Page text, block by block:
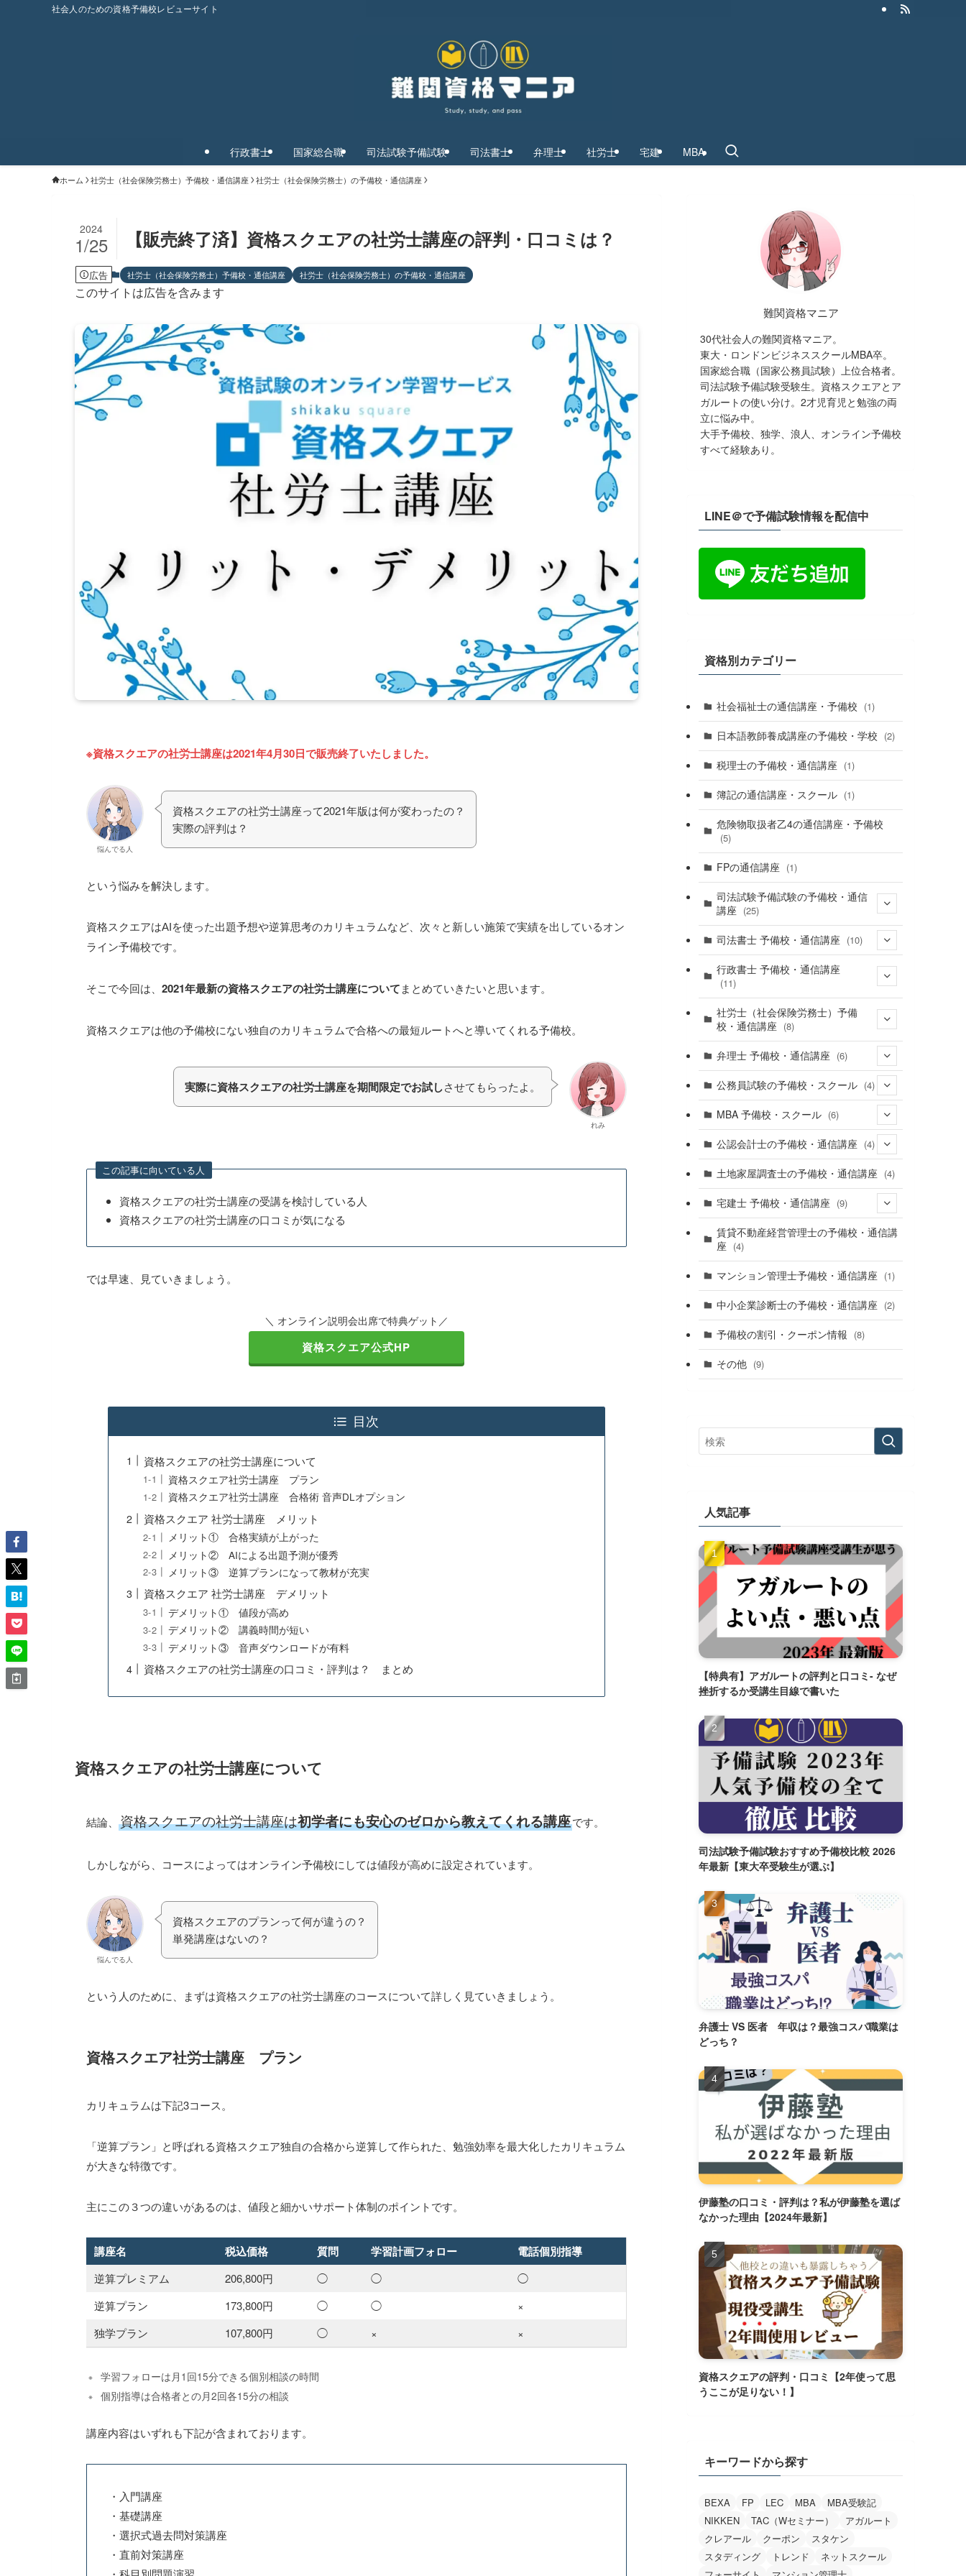
社会人のための資格予備校レビューサイト
行政書士 国家総合職 司法試験予備試験 司法書士 弁理士 社労士 宅建 MBA
ホーム 社労士（社会保険労務士）予備校・通信講座 社労士（社会保険労務士）の予備校・通信講座
【販売終了済】資格スクエアの社労士講座の評判・口コミは？
2024
1/25
広告 社労士（社会保険労務士）予備校・通信講座 社労士（社会保険労務士）の予備校・通信講座
このサイトは広告を含みます
※資格スクエアの社労士講座は2021年4月30日で販売終了いたしました。
悩んでる人
資格スクエアの社労士講座って2021年版は何が変わったの？
実際の評判は？
という悩みを解決します。
資格スクエアはAIを使った出題予想や逆算思考のカリキュラムなど、次々と新しい施策で実績を出しているオン
ライン予備校です。
そこで今回は、 2021年最新の資格スクエアの社労士講座についてまとめていきたいと思います。
資格スクエアは他の予備校にない独自のカリキュラムで合格への最短ルートへと導いてくれる予備校。
れみ
実際に資格スクエアの社労士講座を期間限定でお試しさせてもらったよ。
この記事に向いている人
資格スクエアの社労士講座の受講を検討している人
資格スクエアの社労士講座の口コミが気になる
では早速、見ていきましょう。
＼ オンライン説明会出席で特典ゲット／
資格スクエア公式HP
目次
資格スクエアの社労士講座について
資格スクエア社労士講座 プラン
資格スクエア社労士講座 合格術 音声DLオプション
資格スクエア 社労士講座 メリット
メリット① 合格実績が上がった
メリット② AIによる出題予測が優秀
メリット③ 逆算プランになって教材が充実
資格スクエア 社労士講座 デメリット
デメリット① 値段が高め
デメリット② 講義時間が短い
デメリット③ 音声ダウンロードが有料
資格スクエアの社労士講座の口コミ・評判は？ まとめ
資格スクエアの社労士講座について
結論、 資格スクエアの社労士講座は初学者にも安心のゼロから教えてくれる講座です。
しかしながら、コースによってはオンライン予備校にしては値段が高めに設定されています。
悩んでる人
資格スクエアのプランって何が違うの？
単発講座はないの？
という人のために、まずは資格スクエアの社労士講座のコースについて詳しく見ていきましょう。
資格スクエア社労士講座 プラン
カリキュラムは下記3コース。
「逆算プラン」と呼ばれる資格スクエア独自の合格から逆算して作られた、勉強効率を最大化したカリキュラム
が大きな特徴です。
主にこの３つの違いがあるのは、値段と細かいサポート体制のポイントです。
講座名 税込価格 質問 学習計画フォロー 電話個別指導
逆算プレミアム 206,800円 ◯ ◯
◯
逆算プラン
173,800円 ◯ ◯
×
独学プラン
107,800円 ◯ × ×
学習フォローは月1回15分できる個別相談の時間
個別指導は合格者との月2回各15分の相談
講座内容はいずれも下記が含まれております。
・入門講座
・基礎講座
・選択式過去問対策講座
・直前対策講座
難関資格マニア
30代社会人の難関資格マニア。
東大・ロンドンビジネススクールMBA卒。
国家総合職（国家公務員試験）上位合格者。
司法試験予備試験受験生。資格スクエアとア
ガルートの使い分け。2才児育児と勉強の両
立に悩み中。
大手予備校、独学、浪人、オンライン予備校
すべて経験あり。
LINE＠で予備試験情報を配信中
資格別カテゴリー
社会福祉士の通信講座・予備校 (1)
日本語教師養成講座の予備校・学校 (2)
税理士の予備校・通信講座 (1)
簿記の通信講座・スクール (1)
危険物取扱者乙4の通信講座・予備校
(5)
FPの通信講座 (1)
司法試験予備試験の予備校・通信
講座 (25)
(16)
(6)
司法書士 予備校・通信講座 (10)
行政書士 予備校・通信講座
(11)
(9)
社労士（社会保険労務士）予備
校・通信講座 (8)
弁理士 予備校・通信講座 (6)
(4)
公務員試験の予備校・スクール (4)
(3)
MBA 予備校・スクール (6)
(2)
(1)
(3)
公認会計士の予備校・通信講座 (4)
土地家屋調査士の予備校・通信講座 (4)
宅建士 予備校・通信講座 (9)
(7)
賃貸不動産経営管理士の予備校・通信講
座 (4)
マンション管理士予備校・通信講座 (1)
中小企業診断士の予備校・通信講座 (2)
予備校の割引・クーポン情報 (8)
その他 (9)
人気記事
【特典有】アガルートの評判と口コミ- なぜ
挫折するか受講生目線で書いた
司法試験予備試験おすすめ予備校比較 2026
年最新【東大卒受験生が選ぶ】
弁護士 VS 医者 年収は？最強コスパ職業は
どっち？
伊藤塾の口コミ・評判は？私が伊藤塾を選ば
なかった理由【2024年最新】
資格スクエアの評判・口コミ【2年使って思
うここが足りない！】
キーワードから探す
BEXA FP LEC MBA
MBA受験記
NIKKEN
TAC（Wセミナー）
アガルート
クレアール
クーポン
スタケン
スタディング
トレンド
ネットスクール